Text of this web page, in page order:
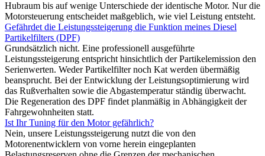
Hubraum bis auf wenige Unterschiede der identische Motor. Nur die
Motorsteuerung entscheidet maßgeblich, wie viel Leistung entsteht.
Gefährdet die Leistungssteigerung die Funktion meines Diesel
Partikelfilters (DPF)
Grundsätzlich nicht. Eine professionell ausgeführte
Leistungssteigerung entspricht hinsichtlich der Partikelemission den
Serienwerten. Weder Partikelfilter noch Kat werden übermäßig
beansprucht. Bei der Entwicklung der Leistungsoptimierung wird
das Rußverhalten sowie die Abgastemperatur ständig überwacht.
Die Regeneration des DPF findet planmäßig in Abhängigkeit der
Fahrgewohnheiten statt.
Ist Ihr Tuning für den Motor gefährlich?
Nein, unsere Leistungssteigerung nutzt die von den
Motorenentwicklern von vorne herein eingeplanten